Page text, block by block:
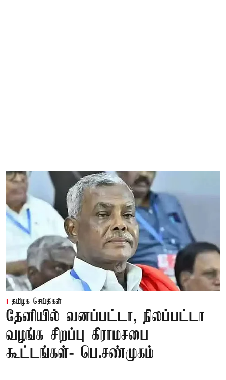
தமிழக செய்திகள்
தேனியில் வனப்பட்டா, நிலப்பட்டா
வழங்க சிறப்பு கிராமசபை
கூட்டங்கள்- பெ.சண்முகம்